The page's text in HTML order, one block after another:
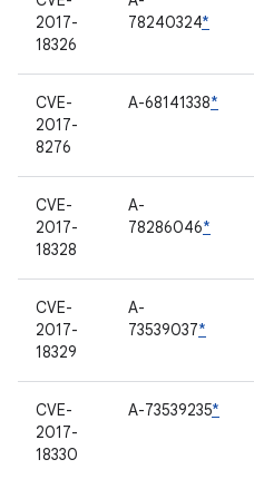
2017-
18326
78240324*
CVE-
2017-
8276
A-68141338*
CVE-
2017-
18328
A-
78286046*
CVE-
2017-
18329
A-
73539037*
CVE-
2017-
18330
A-73539235*